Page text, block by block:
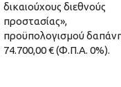
δικαιούχους διεθνούς
προστασίας»,
προϋπολογισμού
74.700,00 € (Φ.Π.Α. 0%).